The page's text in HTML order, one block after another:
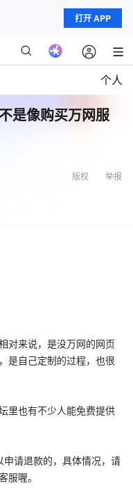
打开 APP
个人
是像购买万网服
举报
版权
对来说，是没万网的网页
是自己定制的过程，也很
里也有不少人能免费提供
请退款的，具体情况，请
服喔。